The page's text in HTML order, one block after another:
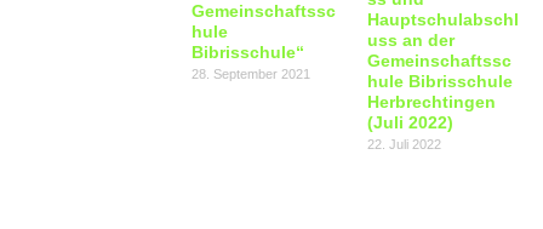
Gemeinschaftssc
hule
Bibrisschule“
28. September 2021
Hauptschulabschl
uss an der
Gemeinschaftssc
hule Bibrisschule
Herbrechtingen
(Juli 2022)
22. Juli 2022